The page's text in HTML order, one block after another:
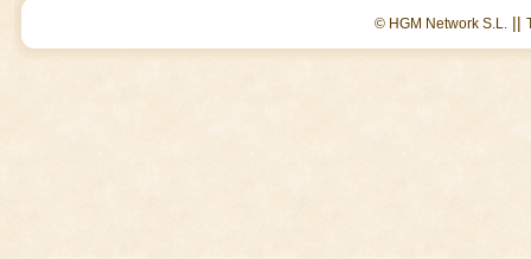
© HGM Network S.L. ||